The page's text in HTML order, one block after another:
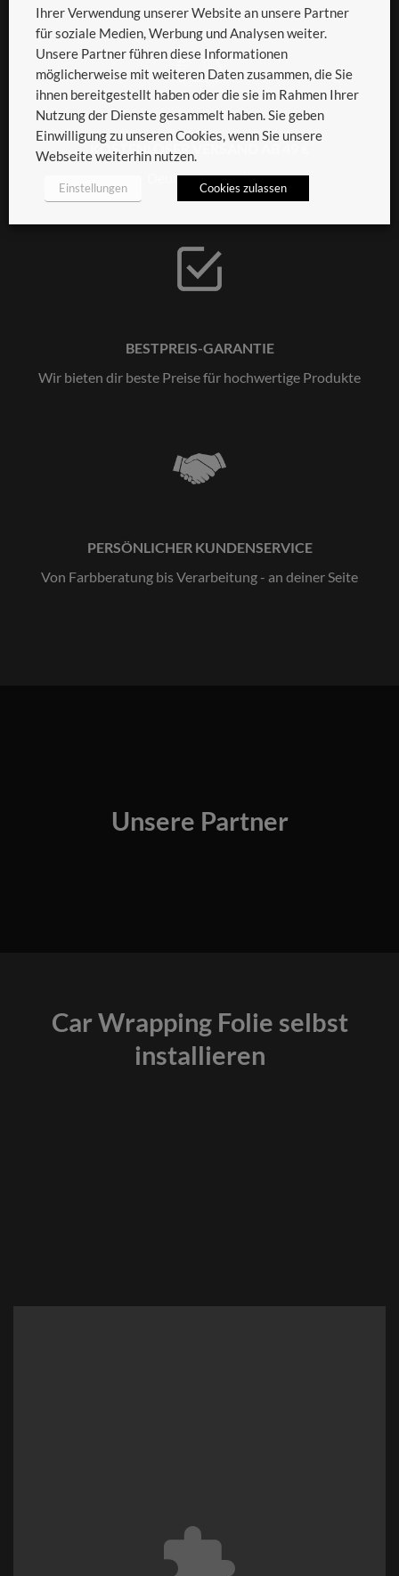
KOSTENLOSER VERSAND AB 49 €
Deutschlandweit
BESTPREIS-GARANTIE
Wir bieten dir beste Preise für hochwertige Produkte
PERSÖNLICHER KUNDENSERVICE
Von Farbberatung bis Verarbeitung - an deiner Seite
Unsere Partner
Car Wrapping Folie selbst
installieren
Ihrer Verwendung unserer Website an unsere Partner
für soziale Medien, Werbung und Analysen weiter.
Unsere Partner führen diese Informationen
möglicherweise mit weiteren Daten zusammen, die Sie
ihnen bereitgestellt haben oder die sie im Rahmen Ihrer
Nutzung der Dienste gesammelt haben. Sie geben
Einwilligung zu unseren Cookies, wenn Sie unsere
Webseite weiterhin nutzen.
Einstellungen Cookies zulassen